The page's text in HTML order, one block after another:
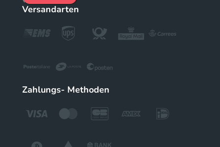
Versandarten
Zahlungs- Methoden